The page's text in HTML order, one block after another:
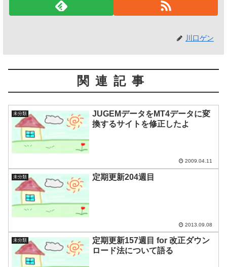
川口ゲン
関連記事
未分類
JUGEMデータをMT4データに変
換するサイトを修正したよ
2009.04.11
未分類 定期更新204週目
2013.09.08
未分類
定期更新157週目 for 改正ダウン
ロード法について語る